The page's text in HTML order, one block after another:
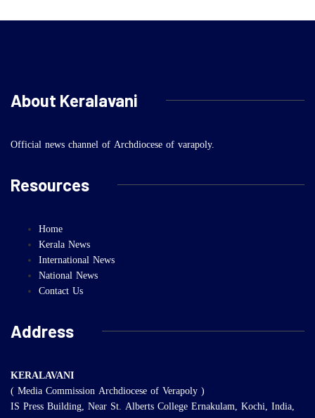
About Keralavani
Official news channel of Archdiocese of varapoly.
Resources
Home
Kerala News
International News
National News
Contact Us
Address
KERALAVANI
( Media Commission Archdiocese of Verapoly )
IS Press Building, Near St. Alberts College Ernakulam, Kochi, India,